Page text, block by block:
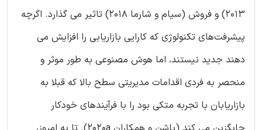
2013) و فروش (سیام و شارما 2018) تاثیر می گذارد. اگرچه
پیشرفت‌های تکنولوژی که کارایی بازاریابی را افزایش می
دهند جدید نیستند، اما هوش مصنوعی به طور موثر و
منحصر به فردی اقدامات مدیریتی سطح بالا که قبلا به
بازاریابان با تجربه متکی بود را با فرآیندهای خودکار